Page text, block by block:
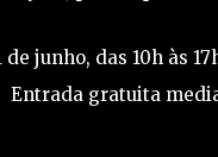
de junho, das 10h às
Entrada gratuita